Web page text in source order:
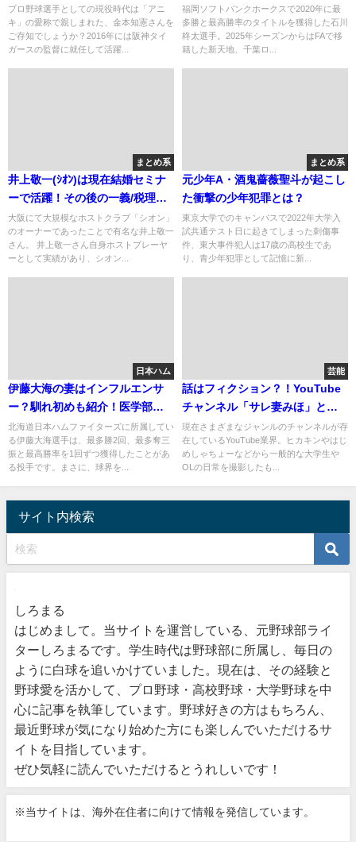
査！
プロ野球選手としての現役時代は「アニ
キ」の愛称で親しまれた、金本知憲さんを
ご存知でしょうか？2016年には阪神タイ
ガースの監督に就任して活躍...
査！
福岡ソフトバンクホークスで2020年に最
多勝と最高勝率のタイトルを獲得した石川
柊太選手。2025年シーズンからはFAで移
籍した新天地、千葉ロ...
まとめ系
井上敬一(ｼｵﾝ)は現在結婚セミナ
ーで活躍！その後の一義/税理士
の脱税
大阪にて大規模なホストクラブ「シオン」
のオーナーであったことで有名な井上敬一
さん。 井上敬一さん自身ホストプレーヤ
ーとして実績があり、シオン...
まとめ系
元少年A・酒鬼薔薇聖斗が起こし
た衝撃の少年犯罪とは？
東京大学でのキャンパスで2022年大学入
試共通テスト日に起きてしまった刺傷事
件、東大事件犯人は17歳の高校生であ
り、青少年犯罪として記憶に新...
日本ハム
伊藤大海の妻はインフルエンサ
ー？馴れ初めも紹介！医学部中
退の噂も
北海道日本ハムファイターズに所属してい
る伊藤大海選手は、最多勝2回、最多奪三
振と最高勝率を1回ずつ獲得したことがあ
る投手です。まさに、球界を...
芸能
話はフィクション？！YouTube
チャンネル「サレ妻みほ」と
は？
現在さまざまなジャンルのチャンネルが存
在しているYouTube業界。ヒカキンやはじ
めしゃちょーなどから一般的な大学生や
OLの日常を撮影したも...
サイト内検索
しろまる
はじめまして。当サイトを運営している、元野球部ライ
ターしろまるです。学生時代は野球部に所属し、毎日の
ように白球を追いかけていました。現在は、その経験と
野球愛を活かして、プロ野球・高校野球・大学野球を中
心に記事を執筆しています。野球好きの方はもちろん、
最近野球が気になり始めた方にも楽しんでいただけるサ
イトを目指しています。
ぜひ気軽に読んでいただけるとうれしいです！
※当サイトは、海外在住者に向けて情報を発信しています。